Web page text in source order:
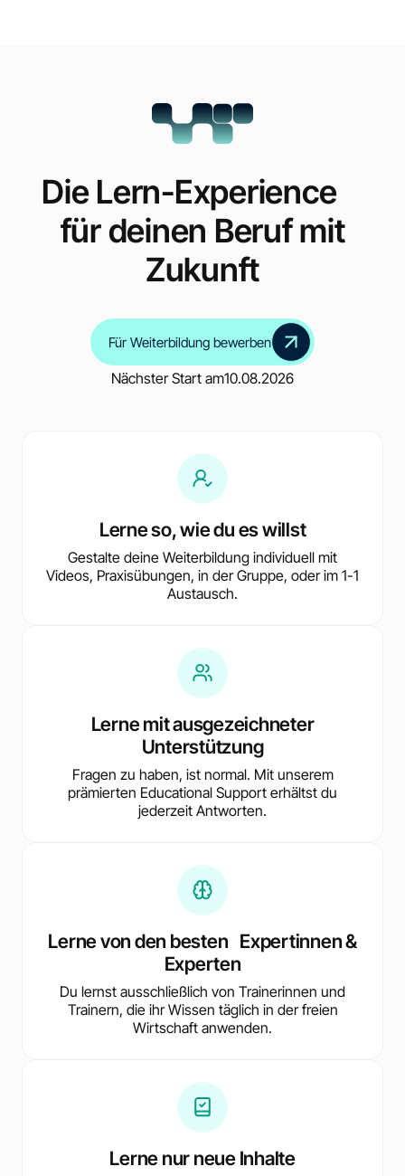
Die Lern-Experience
für deinen Beruf mit
Zukunft
Für Weiterbildung bewerben
Nächster Start am10.08.2026
Lerne so, wie du es willst
Gestalte deine Weiterbildung individuell mit
Videos, Praxisübungen, in der Gruppe, oder im 1-1
Austausch.
Lerne mit ausgezeichneter
Unterstützung
Fragen zu haben, ist normal. Mit unserem
prämierten Educational Support erhältst du
jederzeit Antworten.
Lerne von den besten Expertinnen &
Experten
Du lernst ausschließlich von Trainerinnen und
Trainern, die ihr Wissen täglich in der freien
Wirtschaft anwenden.
Lerne nur neue Inhalte